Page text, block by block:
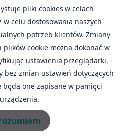
przez
ekonomii; wszelkie
nie gwarantują
Inwestowanie
się z ryzykiem utraty
decyzji zalecamy
doradcą
Źródła
pliki cookies w celach
w celu dostosowania naszych
potrzeb klientów. Zmiany
plików cookie można dokonać w
ustawienia przeglądarki.
bez zmian ustawień dotyczących
będą one zapisane w pamięci
urządzenia.